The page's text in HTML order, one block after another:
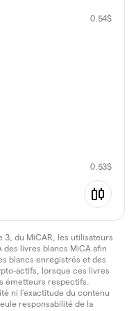
0.54$
0.53$
3, du MiCAR, les utilisateurs
livres blancs MiCA afin
blancs enregistrés et des
actifs, lorsque ces livres
émetteurs respectifs.
ni l’exactitude du contenu
responsabilité de la